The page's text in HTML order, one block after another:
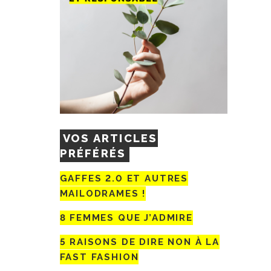
VOS ARTICLES
PRÉFÉRÉS
GAFFES 2.0 ET AUTRES
MAILODRAMES !
8 FEMMES QUE J’ADMIRE
5 RAISONS DE DIRE NON À LA
FAST FASHION